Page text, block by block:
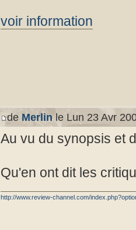
voir information
deMerlinle Lun 23 Avr
Au vu du synopsis et
Qu'en ont dit les
http://www.review-channel.com/